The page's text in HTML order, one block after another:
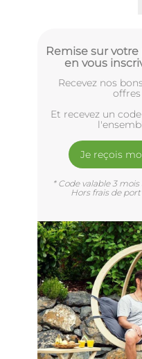
Remise sur
en vous
Recevez nos
Et recevez un
Je reçois
* Code valable 3
Hors frais de